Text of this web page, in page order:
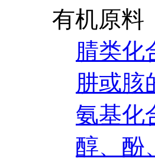
有机原料
腈类化
肼或胲
氨基化
醇、酚